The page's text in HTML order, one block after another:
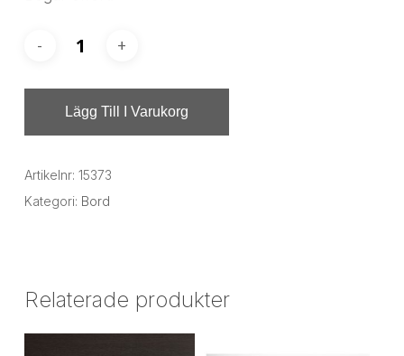
Lägg Till I Varukorg
Artikelnr: 15373
Kategori: Bord
Relaterade produkter